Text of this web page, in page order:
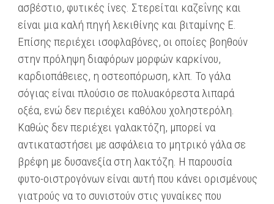
ασβέστιο, φυτικές ίνες. Στερείται καζεΐνης και
είναι μια καλή πηγή λεκιθίνης και βιταμίνης Ε.
Επίσης περιέχει ισοφλαβόνες, οι οποίες βοηθούν
στην πρόληψη διαφόρων μορφών καρκίνου,
καρδιοπάθειες, η οστεοπόρωση, κλπ. Το γάλα
σόγιας είναι πλούσιο σε πολυακόρεστα λιπαρά
οξέα, ενώ δεν περιέχει καθόλου χοληστερόλη.
Καθώς δεν περιέχει γαλακτόζη, μπορεί να
αντικαταστήσει με ασφάλεια το μητρικό γάλα σε
βρέφη με δυσανεξία στη λακτόζη. Η παρουσία
φυτο-οιστρογόνων είναι αυτή που κάνει ορισμένους
γιατρούς να το συνιστούν στις γυναίκες που